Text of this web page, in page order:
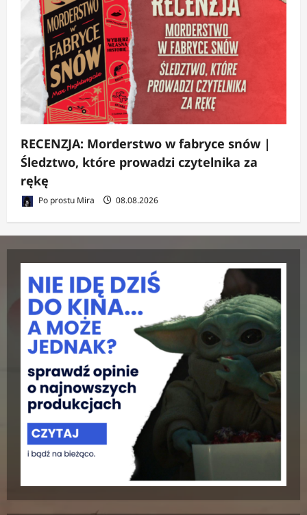
RECENZJA: Morderstwo w fabryce snów |
Śledztwo, które prowadzi czytelnika za
rękę
Po prostu Mira 08.08.2026